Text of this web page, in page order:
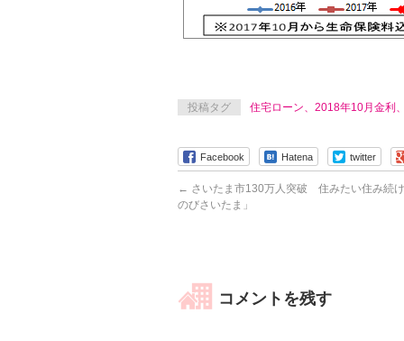
投稿タグ 住宅ローン、2018年10月金利
Facebook Hatena twitter
← さいたま市130万人突破 住みたい住み続
のびさいたま」
コメントを残す